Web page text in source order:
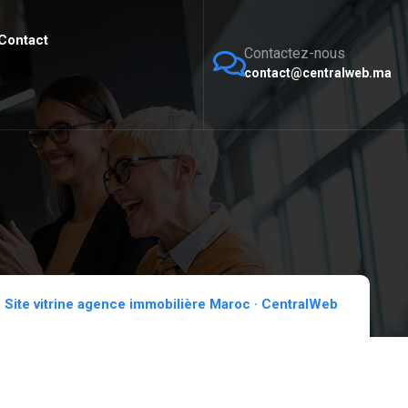
Contactez-nous
contact@centralweb.ma
Site vitrine agence immobilière Maroc · CentralWeb